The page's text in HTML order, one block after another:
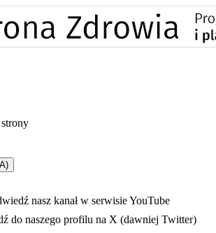
się w nowej karcie
- otwiera się w nowej karcie
nasz kanał w serwisie YouTube
w nowej karcie
do naszego profilu na X (dawniej Twitter)